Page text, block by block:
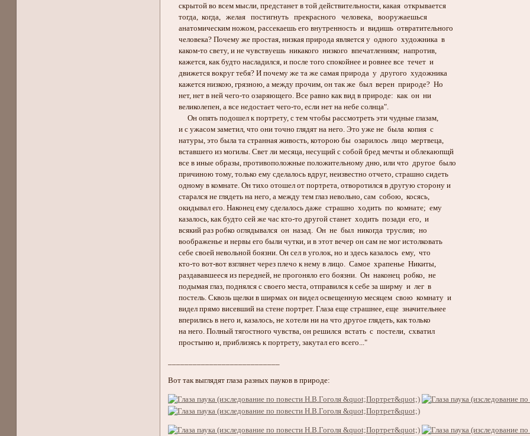
скрытой во всем мысли, предстанет в той действительности, какая открывается
тогда, когда, желая постигнуть прекрасного человека, вооружаешься
анатомическим ножом, рассекаешь его внутренность и видишь отвратительного
человека? Почему же простая, низкая природа является у одного художника в
каком-то свету, и не чувствуешь никакого низкого впечатлениям; напротив,
кажется, как будто насладился, и после того спокойнее и ровнее все течет и
движется вокруг тебя? И почему же та же самая природа у другого художника
кажется низкою, грязною, а между прочим, он так же был верен природе? Но
нет, нет в ней чего-то озаряющего. Все равно как вид в природе: как он ни
великолепен, а все недостает чего-то, если нет на небе солнца".
Он опять подошел к портрету, с тем чтобы рассмотреть эти чудные глазам,
и с ужасом заметил, что они точно глядят на него. Это уже не была копия с
натуры, это была та странная живость, которою бы озарилось лицо мертвеца,
вставшего из могилы. Свет ли месяца, несущий с собой бред мечты и облекаюпщй
все в иные образы, противоположные положительному дню, или что другое было
причиною тому, только ему сделалось вдруг, неизвестно отчето, страшно сидеть
одному в комнате. Он тихо отошел от портрета, отворотился в другую сторону и
старался не глядеть на него, а между тем глаз невольно, сам собою, косясь,
окидывал его. Наконец ему сделалось даже страшно ходить по комнате; ему
казалось, как будто сей же час кто-то другой станет ходить позади его, и
всякий раз робко оглядывался он назад. Он не был никогда труслив; но
воображенье и нервы его были чутки, и в этот вечер он сам не мог истолковать
себе своей невольной боязни. Он сел в уголок, но и здесь казалось ему, что
кто-то вот-вот взглянет через плечо к нему в лицо. Самое храпенье Никиты,
раздававшееся из передней, не прогоняло его боязни. Он наконец робко, не
подымая глаз, поднялся с своего места, отправился к себе за ширму и лег в
постель. Сквозь щелки в ширмах он видел освещенную месяцем свою комнату и
видел прямо висевший на стене портрет. Глаза еще страшнее, еще значительнее
вперились в него и, казалось, не хотели ни на что другое глядеть, как только
на него. Полный тягостного чувства, он решился встать с постели, схватил
простыню и, приблизясь к портрету, закутал его всего..."
Вот так выглядят глаза разных пауков в природе: